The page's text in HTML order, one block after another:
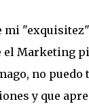
el Marketing
no puedo
y que